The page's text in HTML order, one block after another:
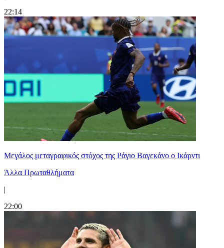
22:14
Μεγάλος μεταγραφικός στόχος της Ράγιο Βαγεκάνο ο Ικάρντι
Άλλα Πρωταθλήματα
|
22:00